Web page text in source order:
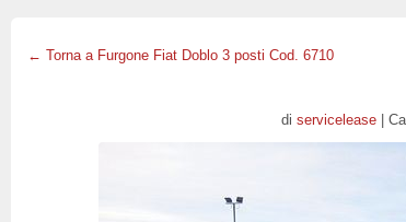
← Torna a Furgone Fiat Doblo 3 posti Cod. 6710
di servicelease